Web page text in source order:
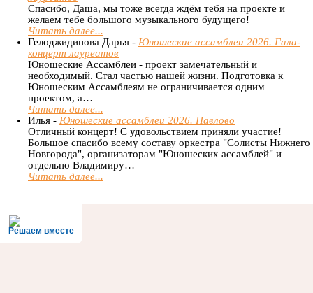
Спасибо, Даша, мы тоже всегда ждём тебя на проекте и
желаем тебе большого музыкального будущего!
Читать далее...
Гелоджидинова Дарья - Юношеские ассамблеи 2026. Гала-
концерт лауреатов
Юношеские Ассамблеи - проект замечательный и
необходимый. Стал частью нашей жизни. Подготовка к
Юношеским Ассамблеям не ограничивается одним
проектом, а…
Читать далее...
Илья - Юношеские ассамблеи 2026. Павлово
Отличный концерт! С удовольствием приняли участие!
Большое спасибо всему составу оркестра "Солисты Нижнего
Новгорода", организаторам "Юношеских ассамблей" и
отдельно Владимиру…
Читать далее...
Решаем вместе